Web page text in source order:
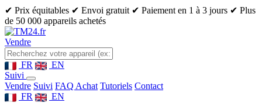
✔ Prix équitables ✔ Envoi gratuit ✔ Paiement en 1 à 3 jours ✔ Plus
de 50 000 appareils achetés
Vendre
FR
EN
Suivi
Vendre Suivi FAQ Achat Tutoriels Contact
FR
EN